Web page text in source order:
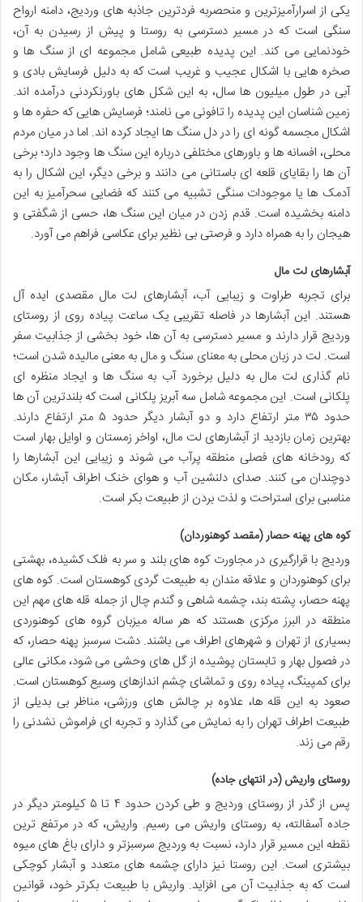
یکی از اسرارآمیزترین و منحصربه فردترین جاذبه های وردیج، دامنه ارواح
سنگی است که در مسیر دسترسی به روستا و پیش از رسیدن به آن،
خودنمایی می کند. این پدیده طبیعی شامل مجموعه ای از سنگ ها و
صخره هایی با اشکال عجیب و غریب است که به دلیل فرسایش بادی و
آبی در طول میلیون ها سال، به این شکل های باورنکردنی درآمده اند.
زمین شناسان این پدیده را تافونی می نامند؛ فرسایش هایی که حفره ها و
اشکال مجسمه گونه ای را در دل سنگ ها ایجاد کرده اند. اما در میان مردم
محلی، افسانه ها و باورهای مختلفی درباره این سنگ ها وجود دارد؛ برخی
آن ها را بقایای قلعه ای باستانی می دانند و برخی دیگر، این اشکال را به
آدمک ها یا موجودات سنگی تشبیه می کنند که فضایی سحرآمیز به این
دامنه بخشیده است. قدم زدن در میان این سنگ ها، حسی از شگفتی و
هیجان را به همراه دارد و فرصتی بی نظیر برای عکاسی فراهم می آورد.
آبشارهای لت مال
برای تجربه طراوت و زیبایی آب، آبشارهای لت مال مقصدی ایده آل
هستند. این آبشارها در فاصله تقریبی یک ساعت پیاده روی از روستای
وردیج قرار دارند و مسیر دسترسی به آن ها، خود بخشی از جذابیت سفر
است. لت در زبان محلی به معنای سنگ و مال به معنی مالیده شدن است؛
نام گذاری لت مال به دلیل برخورد آب به سنگ ها و ایجاد منظره ای
پلکانی است. این مجموعه شامل سه آبریز پلکانی است که بلندترین آن ها
حدود ۳۵ متر ارتفاع دارد و دو آبشار دیگر حدود ۵ متر ارتفاع دارند.
بهترین زمان بازدید از آبشارهای لت مال، اواخر زمستان و اوایل بهار است
که رودخانه های فصلی منطقه پرآب می شوند و زیبایی این آبشارها را
دوچندان می کنند. صدای دلنشین آب و هوای خنک اطراف آبشار، مکان
مناسبی برای استراحت و لذت بردن از طبیعت بکر است.
کوه های پهنه حصار (مقصد کوهنوردان)
وردیج با قرارگیری در مجاورت کوه های بلند و سر به فلک کشیده، بهشتی
برای کوهنوردان و علاقه مندان به طبیعت گردی کوهستان است. کوه های
پهنه حصار، پشته بند، چشمه شاهی و گندم چال از جمله قله های مهم این
منطقه در البرز مرکزی هستند که هر ساله میزبان گروه های کوهنوردی
بسیاری از تهران و شهرهای اطراف می باشند. دشت سرسبز پهنه حصار، که
در فصول بهار و تابستان پوشیده از گل های وحشی می شود، مکانی عالی
برای کمپینگ، پیاده روی و تماشای چشم اندازهای وسیع کوهستان است.
صعود به این قله ها، علاوه بر چالش های ورزشی، مناظر بی بدیلی از
طبیعت اطراف تهران را به نمایش می گذارد و تجربه ای فراموش نشدنی را
رقم می زند.
روستای واریش (در انتهای جاده)
پس از گذر از روستای وردیج و طی کردن حدود ۴ تا ۵ کیلومتر دیگر در
جاده آسفالته، به روستای واریش می رسیم. واریش، که در مرتفع ترین
نقطه این مسیر قرار دارد، نسبت به وردیج سرسبزتر و دارای باغ های میوه
بیشتری است. این روستا نیز دارای چشمه های متعدد و آبشار کوچکی
است که به جذابیت آن می افزاید. واریش با طبیعت بکرتر خود، قوانین